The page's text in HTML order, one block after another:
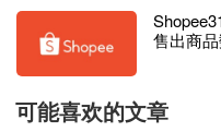
售出商
可能喜欢的文章